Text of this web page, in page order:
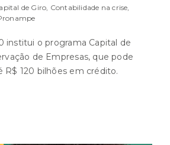
de Giro, Contabilidade na crise,
institui o programa Capital de
de Empresas, que pode
R$ 120 bilhões em crédito.